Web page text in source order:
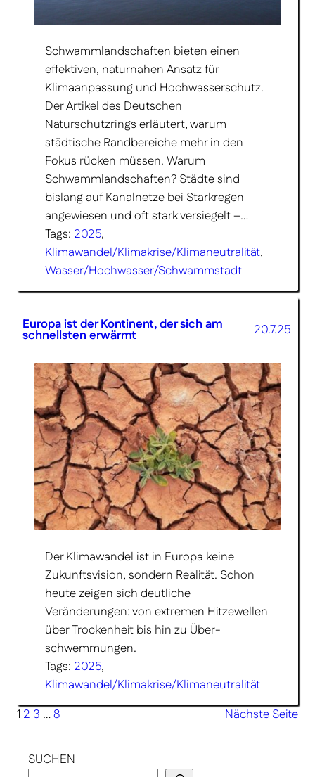
Schwammlandschaften bieten einen
effektiven, naturnahen Ansatz für
Klimaanpassung und Hochwasserschutz.
Der Artikel des Deutschen
Naturschutzrings erläutert, warum
städtische Randbereiche mehr in den
Fokus rücken müssen. Warum
Schwammlandschaften? Städte sind
bislang auf Kanalnetze bei Starkregen
angewiesen und oft stark versiegelt –…
Tags: 2025
Klimawandel/Klimakrise/Klimaneutralität
Wasser/Hochwasser/Schwammstadt
Europa ist der Kontinent, der sich am
schnellsten erwärmt 20.7.25
Der Klimawandel ist in Europa keine
Zukunftsvision, sondern Realität. Schon
heute zeigen sich deutliche
Veränderungen: von extremen Hitzewellen
über Trockenheit bis hin zu Über­
schwemmungen.
Tags: 2025
Klimawandel/Klimakrise/Klimaneutralität
1 2 3 …8 Nächste Seite
SUCHEN